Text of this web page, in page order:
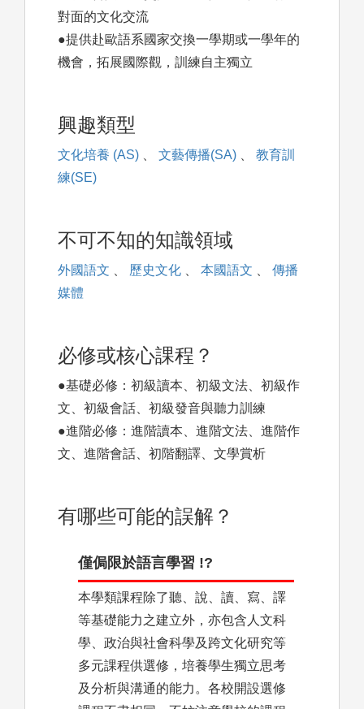
對面的文化交流
●提供赴歐語系國家交換一學期或一學年的
機會，拓展國際觀，訓練自主獨立
興趣類型
文化培養 (AS) 、 文藝傳播(SA) 、
教育訓
練(SE)
不可不知的知識領域
外國語文 、 歷史文化 、 本國語文 、
傳播
媒體
必修或核心課程？
●基礎必修：初級讀本、初級文法、初級作
文、初級會話、初級發音與聽力訓練
●進階必修：進階讀本、進階文法、進階作
文、進階會話、初階翻譯、文學賞析
有哪些可能的誤解？
僅侷限於語言學習 !?
本學類課程除了聽、說、讀、寫、譯
等基礎能力之建立外，亦包含人文科
學、政治與社會科學及跨文化研究等
多元課程供選修，培養學生獨立思考
及分析與溝通的能力。各校開設選修